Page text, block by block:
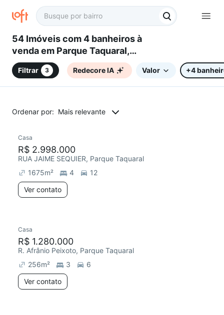
54 Imóveis com 4 banheiros à
venda em Parque Taquaral,
Campinas, SP
Filtrar 3 Redecore IA Valor +4
Ordenar por: Mais relevante
Casa
R$ 2.998.000
RUA JAIME SEQUIER, Parque Taquaral
1675m² 4
12
Ver contato
Casa
R$ 1.280.000
R. Afrânio Peixoto, Parque Taquaral
256m² 3
6
Ver contato